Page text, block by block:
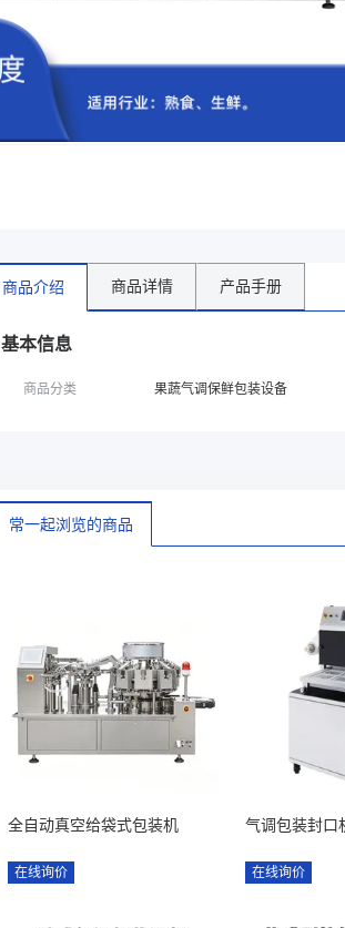
商品介绍 商品详情 产品手册
基本信息
商品分类 果蔬气调保鲜包装设备
常一起浏览的商品
全自动真空给袋式包装机
在线询价
气调包装封口
在线询价